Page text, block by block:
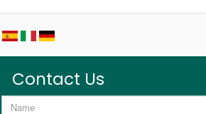
Contact Us